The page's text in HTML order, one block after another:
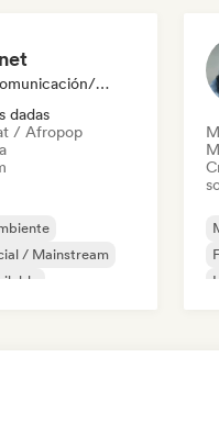
Medios De Comunicación/Periodista
dadas
/ Afropop
/ Mainstream